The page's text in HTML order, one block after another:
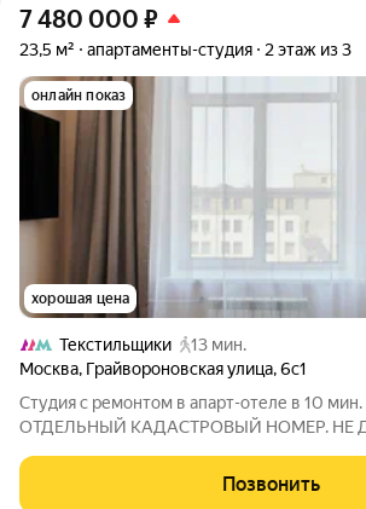
7 480 000 ₽
23,5 м² апартаменты-студия 2 этаж из 3
онлайн показ
хорошая цена
Текстильщики
13 мин.
Москва, Грайвороновская улица,6с1
Студия с ремонтом в апарт-отеле в 10
ОТДЕЛЬНЫЙ КАДАСТРОВЫЙ НОМЕР. НЕ
арендный бизнес с высоким доходом. Для
проживания в стильном и полностью
Позвонить